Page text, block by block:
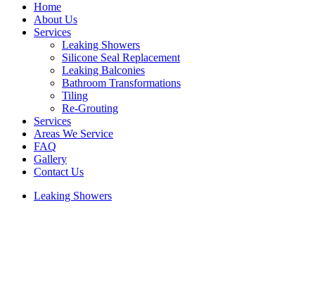
Home
About Us
Services
Leaking Showers
Silicone Seal Replacement
Leaking Balconies
Bathroom Transformations
Tiling
Re-Grouting
Services
Areas We Service
FAQ
Gallery
Contact Us
Leaking Showers